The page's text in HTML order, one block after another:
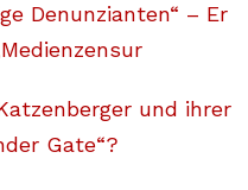
Denunzianten“ – Er
und ihrer
Gate“?